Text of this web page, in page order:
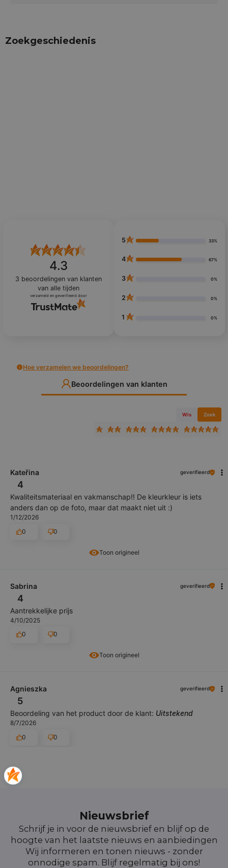
Zoekgeschiedenis
4.3
3 beoordelingen van klanten
van alle tijden
verzameld en geverifieerd door
5 33%
4 67%
3 0%
2 0%
1 0%
Hoe verzamelen we beoordelingen?
Beoordelingen van klanten
Wis Zoek
Toon origineel
Kateřina geverifieerd
4
Kwaliteitsmateriaal en vakmanschap!! De kleurkleur is iets
anders dan op de foto, maar dat maakt niet uit :)
1/12/2026
0
0
Toon origineel
Sabrina geverifieerd
4
Aantrekkelijke prijs
4/10/2025
0
0
Agnieszka geverifieerd
5
Beoordeling van het product door de klant: Uitstekend
8/7/2026
0
0
Nieuwsbrief
Schrijf je in voor de nieuwsbrief en blijf op de
hoogte van het laatste nieuws en aanbiedingen
Wij informeren en tonen nieuws - zonder
onnodige spam. Blijf regelmatig bij ons!